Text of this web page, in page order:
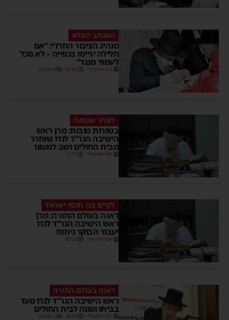
המכתב המלא
מנהיג הציבור החרדי: “אם
חלילה יגייסו בכפייה – לא נוכל
לעמוד מנגד”
יוסי יחזקאלי 07:43 3 תגובות
לאחר שנותח
בשורות טובות: מרן ראש
הישיבה הגר”ד לנדו שוחרר
מבית החולים ושב למעונו
יוסי יחזקאלי 12:12
לקיים בנו חכמי ישראל
דאגה בעולם התורה: מרן
ראש הישיבה הגר”ד לנדו
יעבור הבוקר ניתוח
יוסי יחזקאלי 07:34
דאגה בעולם התורה
ראש הישיבה הגר”ד לנדו מעד
בביתו ופונה לבית החולים
יוסי יחזקאלי 09:53 2 תגובות